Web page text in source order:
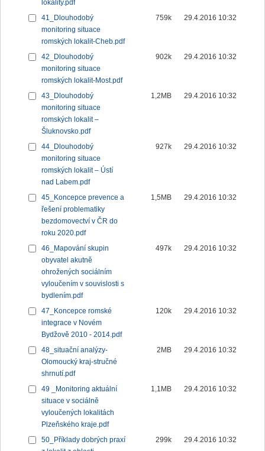
lokality.pdf
41_Dlouhodobý
monitoring situace
romských lokalit-Cheb.pdf
759k 29.4.2016 10:32
42_Dlouhodobý
monitoring situace
romských lokalit-Most.pdf
902k 29.4.2016 10:32
43_Dlouhodobý
monitoring situace
romských lokalit –
Šluknovsko.pdf
1,2MB 29.4.2016 10:32
44_Dlouhodobý
monitoring situace
romských lokalit – Ústí
nad Labem.pdf
927k 29.4.2016 10:32
45_Koncepce prevence a
řešení problematiky
bezdomovectví v ČR do
roku 2020.pdf
1,5MB 29.4.2016 10:32
46_Mapování skupin
obyvatel akutně
ohrožených sociálním
vyloučením v souvislosti s
bydlením.pdf
497k 29.4.2016 10:32
47_Koncepce romské
integrace v Novém
Bydžově 2010 - 2014.pdf
120k 29.4.2016 10:32
48_situační analýzy-
Olomoucký kraj-stručné
shrnutí.pdf
2MB 29.4.2016 10:32
49 _Monitoring aktuální
situace v sociálně
vyloučených lokalitách
Plzeňského kraje.pdf
1,1MB 29.4.2016 10:32
50_Příklady dobrých praxí
299k 29.4.2016 10:32